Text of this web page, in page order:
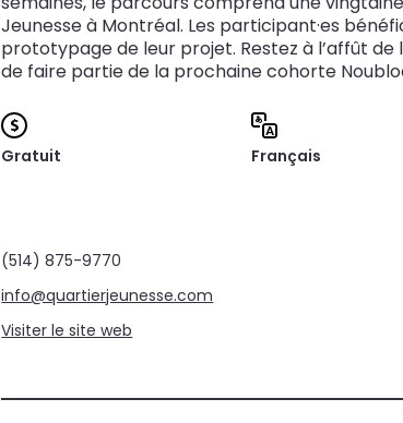
Jeunesse à Montréal. Les participant·es
prototypage de leur projet. Restez à l’affût
de faire partie de la prochaine cohorte
Gratuit Français
(514) 875-9770
info@quartierjeunesse.com
Visiter le site web